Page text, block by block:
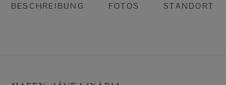
BESCHREIBUNG FOTOS STANDORT